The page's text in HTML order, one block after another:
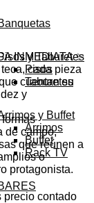
y Taburetes
Pisos
Taburetes
y Buffet
Arrimos
Buffet
Rack TV
INMEDIATA ✨
cada pieza
cuentan su
y
de campo,
que reúnen a
o
protagonista.
precio contado